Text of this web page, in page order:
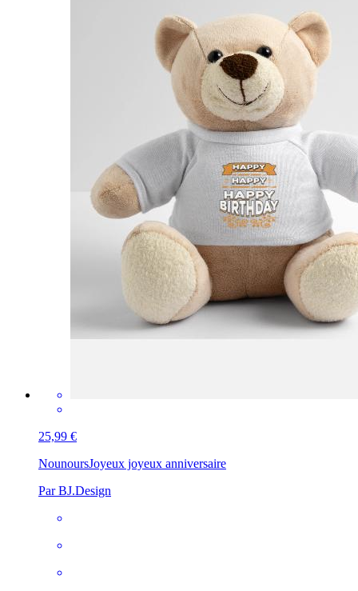
25,99 €
NounoursJoyeux joyeux anniversaire
Par BJ.Design